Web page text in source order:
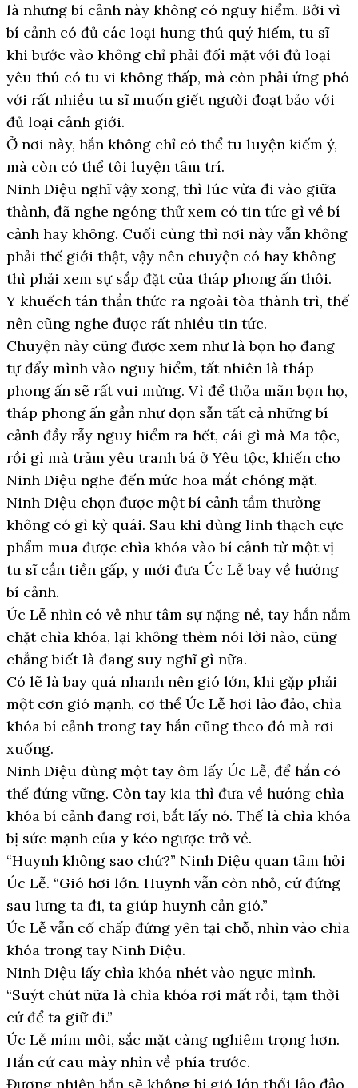
là nhưng bí cảnh này không có nguy hiểm. Bởi vì
bí cảnh có đủ các loại hung thú quý hiếm, tu sĩ
khi bước vào không chỉ phải đối mặt với đủ loại
yêu thú có tu vi không thấp, mà còn phải ứng phó
với rất nhiều tu sĩ muốn giết người đoạt bảo với
đủ loại cảnh giới.
Ở nơi này, hắn không chỉ có thể tu luyện kiếm ý,
mà còn có thể tôi luyện tâm trí.
Ninh Diệu nghĩ vậy xong, thì lúc vừa đi vào giữa
thành, đã nghe ngóng thử xem có tin tức gì về bí
cảnh hay không. Cuối cùng thì nơi này vẫn không
phải thế giới thật, vậy nên chuyện có hay không
thì phải xem sự sắp đặt của tháp phong ấn thôi.
Y khuếch tán thần thức ra ngoài tòa thành trì, thế
nên cũng nghe được rất nhiều tin tức.
Chuyện này cũng được xem như là bọn họ đang
tự đẩy mình vào nguy hiểm, tất nhiên là tháp
phong ấn sẽ rất vui mừng. Vì để thỏa mãn bọn họ,
tháp phong ấn gần như dọn sẵn tất cả những bí
cảnh đầy rẫy nguy hiểm ra hết, cái gì mà Ma tộc,
rồi gì mà trăm yêu tranh bá ở Yêu tộc, khiến cho
Ninh Diệu nghe đến mức hoa mắt chóng mặt.
Ninh Diệu chọn được một bí cảnh tầm thường
không có gì kỳ quái. Sau khi dùng linh thạch cực
phẩm mua được chìa khóa vào bí cảnh từ một vị
tu sĩ cần tiền gấp, y mới đưa Úc Lễ bay về hướng
bí cảnh.
Úc Lễ nhìn có vẻ như tâm sự nặng nề, tay hắn nắm
chặt chìa khóa, lại không thèm nói lời nào, cũng
chẳng biết là đang suy nghĩ gì nữa.
Có lẽ là bay quá nhanh nên gió lớn, khi gặp phải
một cơn gió mạnh, cơ thể Úc Lễ hơi lảo đảo, chìa
khóa bí cảnh trong tay hắn cũng theo đó mà rơi
xuống.
Ninh Diệu dùng một tay ôm lấy Úc Lễ, để hắn có
thể đứng vững. Còn tay kia thì đưa về hướng chìa
khóa bí cảnh đang rơi, bắt lấy nó. Thế là chìa khóa
bị sức mạnh của y kéo ngược trở về.
“Huynh không sao chứ?” Ninh Diệu quan tâm hỏi
Úc Lễ. “Gió hơi lớn. Huynh vẫn còn nhỏ, cứ đứng
sau lưng ta đi, ta giúp huynh cản gió.”
Úc Lễ vẫn cố chấp đứng yên tại chỗ, nhìn vào chìa
khóa trong tay Ninh Diệu.
Ninh Diệu lấy chìa khóa nhét vào ngực mình.
“Suýt chút nữa là chìa khóa rơi mất rồi, tạm thời
cứ để ta giữ đi.”
Úc Lễ mím môi, sắc mặt càng nghiêm trọng hơn.
Hắn cứ cau mày nhìn về phía trước.